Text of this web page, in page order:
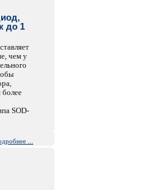
до 1
чем у
SOD-
...